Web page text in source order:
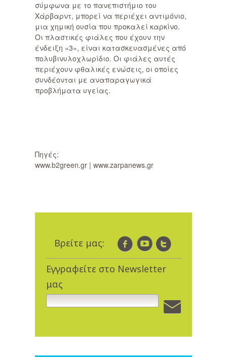
σύμφωνα με το πανεπιστήμιο του
Χάρβαρντ, μπορεί να περιέχει αντιμόνιο,
μια χημική ουσία που προκαλεί καρκίνο.
Οι πλαστικές φιάλες που έχουν την
ένδειξη «3», είναι κατασκευασμένες από
πολυβινυλοχλωρίδιο. Οι φιάλες αυτές
περιέχουν φθαλικές ενώσεις, οι οποίες
συνδέονται με αναπαραγωγικά
προβλήματα υγείας.
Πηγές:
www.b2green.gr | www.zarpanews.gr
Βρείτε μας:
Εγγραφείτε στο Newsletter
μας